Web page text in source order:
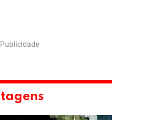
Publicidade